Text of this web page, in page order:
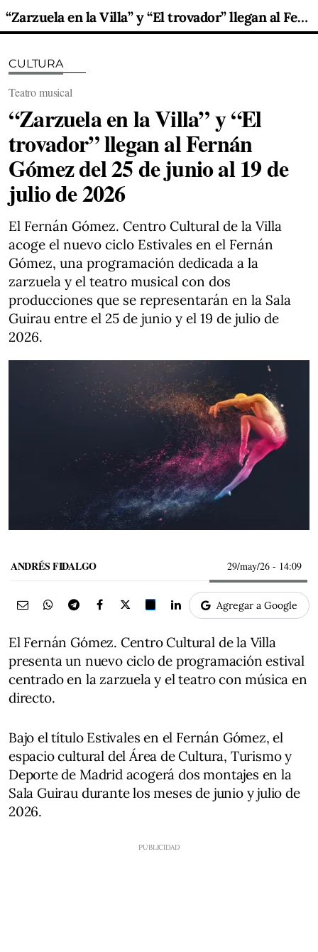
“Zarzuela en la Villa” y “El trovador” llegan al Fernán Gómez del 25 de junio al 19 de julio de 2026
CULTURA
Teatro musical
“Zarzuela en la Villa” y “El
trovador” llegan al Fernán
Gómez del 25 de junio al 19 de
julio de 2026
El Fernán Gómez. Centro Cultural de la Villa
acoge el nuevo ciclo Estivales en el Fernán
Gómez, una programación dedicada a la
zarzuela y el teatro musical con dos
producciones que se representarán en la Sala
Guirau entre el 25 de junio y el 19 de julio de
2026.
ANDRÉS FIDALGO 29/may/26 - 14:09
Agregar a Google
El Fernán Gómez. Centro Cultural de la Villa
presenta un nuevo ciclo de programación estival
centrado en la zarzuela y el teatro con música en
directo.
Bajo el título Estivales en el Fernán Gómez, el
espacio cultural del Área de Cultura, Turismo y
Deporte de Madrid acogerá dos montajes en la
Sala Guirau durante los meses de junio y julio de
2026.